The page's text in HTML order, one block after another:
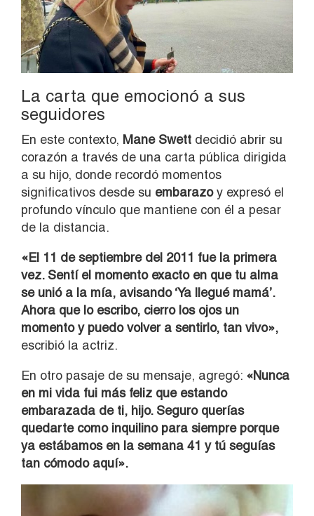
La carta que emocionó a sus
seguidores
En este contexto, Mane Swett decidió abrir su
corazón a través de una carta pública dirigida
a su hijo, donde recordó momentos
significativos desde su embarazoy expresó el
profundo vínculo que mantiene con él a pesar
de la distancia.
«El 11 de septiembre del 2011 fue la primera
vez. Sentí el momento exacto en que tu alma
se unió a la mía, avisando ‘Ya llegué mamá’.
Ahora que lo escribo, cierro los ojos un
momento y puedo volver a sentirlo, tan vivo»,
escribió la actriz.
En otro pasaje de su mensaje, agregó: «Nunca
en mi vida fui más feliz que estando
embarazada de ti, hijo. Seguro querías
quedarte como inquilino para siempre porque
ya estábamos en la semana 41 y tú seguías
tan cómodo aquí».